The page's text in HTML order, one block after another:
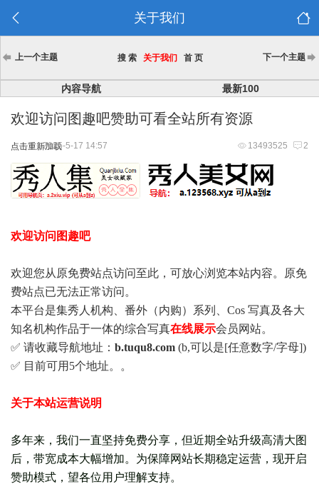
关于我们
上一个主题 搜 索 关于我们 首 页 下一个主题
内容导航 最新100
欢迎访问图趣吧赞助可看全站所有资源
点击重新加载 13493525 2
2025-5-17 14:57
欢迎访问图趣吧
欢迎您从原免费站点访问至此，可放心浏览本站内容。原免
费站点已无法正常访问。
本平台是集秀人机构、番外（内购）系列、Cos 写真及各大
知名机构作品于一体的综合写真在线展示会员网站。
✅ 请收藏导航地址： b.tuqu8.com (b,可以是[任意数字/字母])
✅ 目前可用5个地址。。
关于本站运营说明
多年来，我们一直坚持免费分享，但近期全站升级高清大图
后，带宽成本大幅增加。为保障网站长期稳定运营，现开启
赞助模式，望各位用户理解支持。